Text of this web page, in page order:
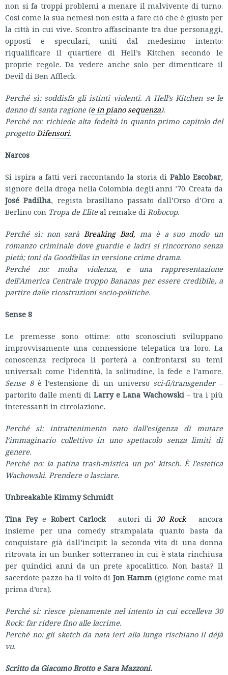
non si fa troppi problemi a menare il malvivente di turno.
Così come la sua nemesi non esita a fare ciò che è giusto per
la città in cui vive. Scontro affascinante tra due personaggi,
opposti e speculari, uniti dal medesimo intento:
riqualificare il quartiere di Hell’s Kitchen secondo le
proprie regole. Da vedere anche solo per dimenticare il
Devil di Ben Affleck.
Perché sì: soddisfa gli istinti violenti. A Hell’s Kitchen se le
danno di santa ragione (e in piano sequenza).
Perché no: richiede alta fedeltà in quanto primo capitolo del
progettoDifensori.
Narcos
Si ispira a fatti veri raccontando la storia diPablo Escobar,
signore della droga nella Colombia degli anni ’70. Creata da
José Padilha, regista brasiliano passato dall’Orso d’Oro a
Berlino con Tropa de Eliteal remake di Robocop.
Perché sì: non saràBreaking Bad, ma è a suo modo un
romanzo criminale dove guardie e ladri si rincorrono senza
pietà; toni da Goodfellasin versione crime drama.
Perché no: molta violenza, e una rappresentazione
dell’America Centrale troppoBananasper essere credibile, a
partire dalle ricostruzioni socio-politiche.
Sense 8
Le premesse sono ottime: otto sconosciuti sviluppano
improvvisamente una connessione telepatica tra loro. La
conoscenza reciproca li porterà a confrontarsi su temi
universali come l’identità, la solitudine, la fede e l’amore.
Sense 8è l’estensione di un universo sci-fi/transgender–
partorito dalle menti di Larry e Lana Wachowski – tra i più
interessanti in circolazione.
Perché sì: intrattenimento nato dall’esigenza di mutare
l’immaginario collettivo in uno spettacolo senza limiti di
genere.
Perché no: la patina trash-mistica un po’ kitsch. È l’estetica
Wachowski. Prendere o lasciare.
Unbreakable Kimmy Schmidt
Tina Feye Robert Carlock– autori di 30 Rock– ancora
insieme per una comedy strampalata quanto basta da
conquistare già dall’incipit: la seconda vita di una donna
ritrovata in un bunker sotterraneo in cui è stata rinchiusa
per quindici anni da un prete apocalittico. Non basta? Il
sacerdote pazzo ha il volto diJon Hamm(gigione come mai
prima d’ora).
Perché sì: riesce pienamente nel intento in cui eccelleva 30
Rock: far ridere fino alle lacrime.
Perché no: gli sketch da nata ierialla lunga rischiano il déjà
vu.
Scritto da Giacomo Brotto e Sara Mazzoni.